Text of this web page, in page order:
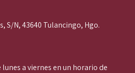
S/N, 43640 Tulancingo, Hgo.
a viernes en un horario de